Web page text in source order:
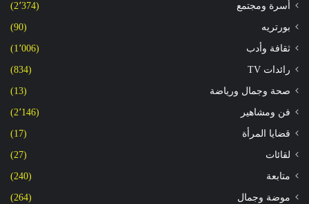
أسرة ومجتمع (2٬374)
بورتريه (90)
ثقافة وأدب (1٬006)
رائدات TV (834)
صحة وجمال ورياضة (13)
فن ومشاهير (2٬146)
قضايا المرأة (17)
لقائات (27)
متابعة (240)
موضة وجمال (264)